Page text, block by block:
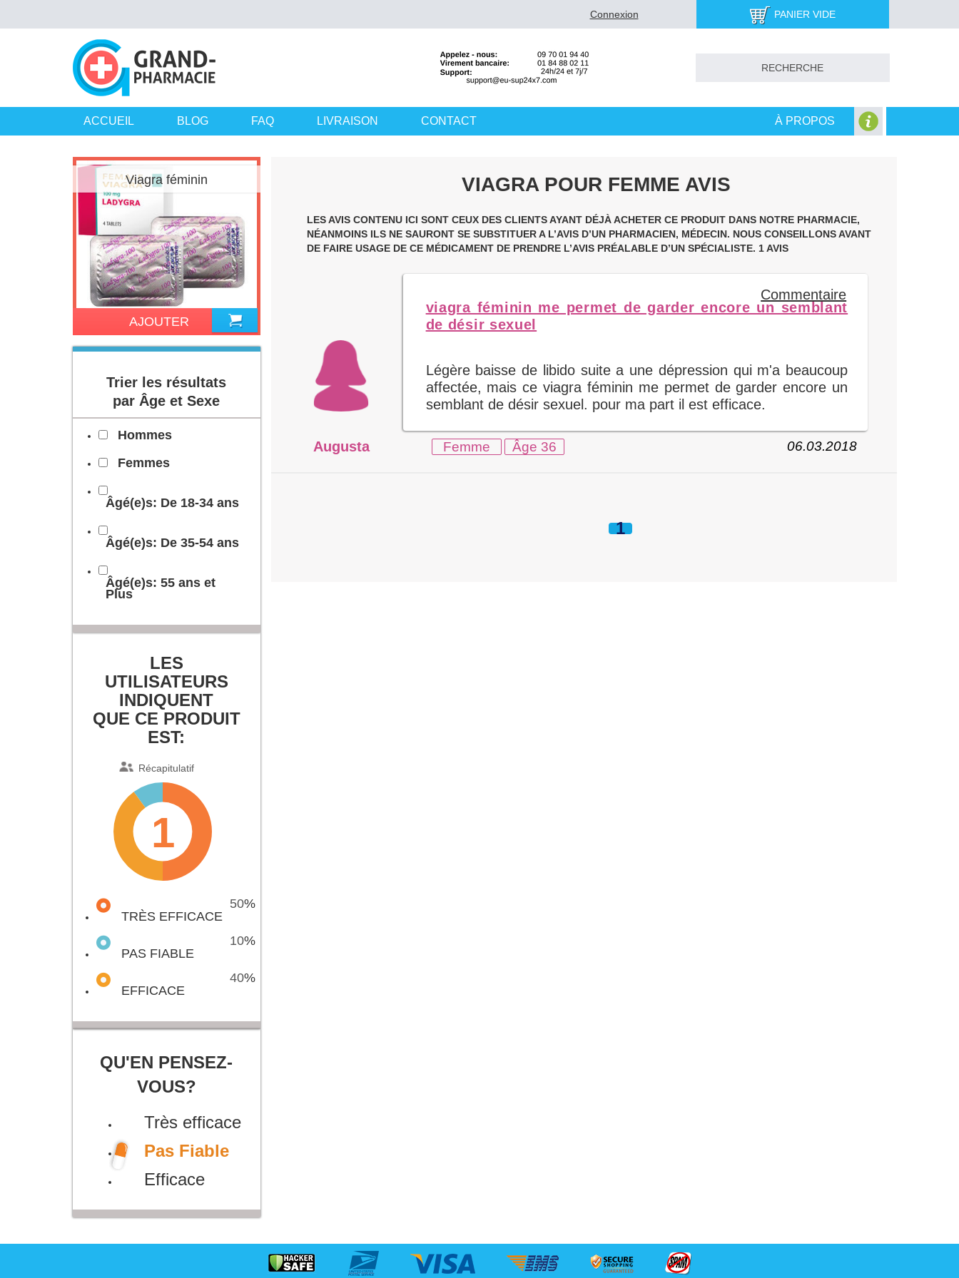
Connexion PANIER VIDE
ACCUEIL BLOG FAQ LIVRAISON CONTACT À PROPOS
VIAGRA POUR FEMME AVIS
LES AVIS CONTENU ICI SONT CEUX DES CLIENTS AYANT DÉJÀ ACHETER CE PRODUIT DANS NOTRE PHARMACIE,
NÉANMOINS ILS NE SAURONT SE SUBSTITUER A L’AVIS D’UN PHARMACIEN, MÉDECIN. NOUS CONSEILLONS AVANT
DE FAIRE USAGE DE CE MÉDICAMENT DE PRENDRE L’AVIS PRÉALABLE D’UN SPÉCIALISTE. 1 AVIS
Augusta
viagra féminin me permet de garder encore un semblant
de désir sexuel
Commentaire
Légère baisse de libido suite a une dépression qui m'a beaucoup
affectée, mais ce viagra féminin me permet de garder encore un
semblant de désir sexuel. pour ma part il est efficace.
Femme Âge 36 06.03.2018
1
Viagra féminin
AJOUTER
Trier les résultats
par Âge et Sexe
Hommes
Femmes
Âgé(e)s: De 18-34 ans
Âgé(e)s: De 35-54 ans
Âgé(e)s: 55 ans et
Plus
LES
UTILISATEURS
INDIQUENT
QUE CE PRODUIT
EST:
Récapitulatif
1
TRÈS EFFICACE
50%
PAS FIABLE
10%
EFFICACE
40%
QU'EN PENSEZ-
VOUS?
Très efficace
Pas Fiable
Efficace